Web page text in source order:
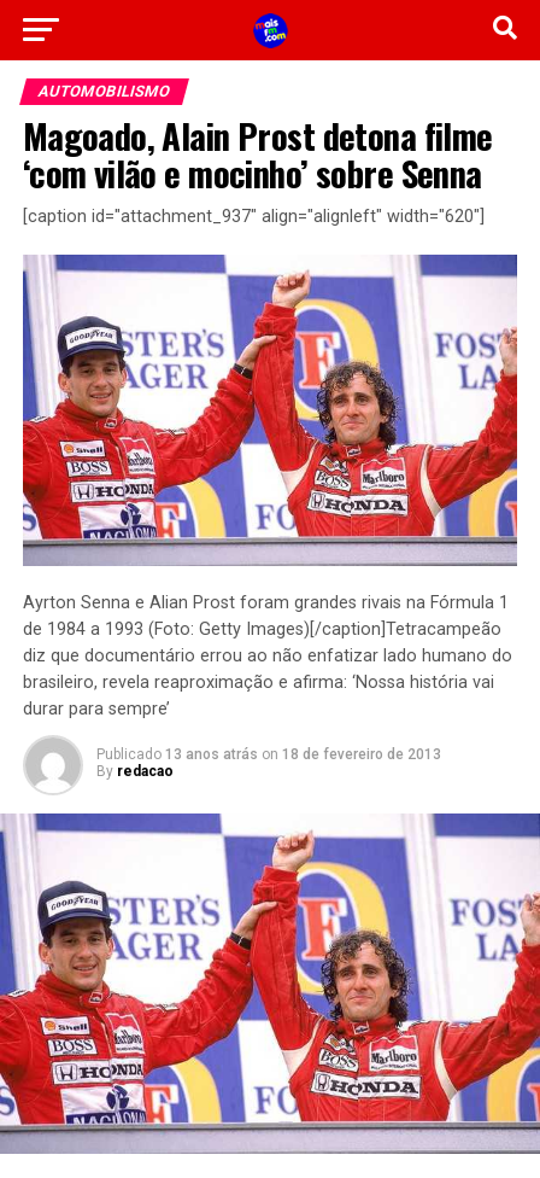
AUTOMOBILISMO
Magoado, Alain Prost detona filme
‘com vilão e mocinho’ sobre Senna
[caption id="attachment_937" align="alignleft" width="620"]
Ayrton Senna e Alian Prost foram grandes rivais na Fórmula 1
de 1984 a 1993 (Foto: Getty Images)[/caption]Tetracampeão
diz que documentário errou ao não enfatizar lado humano do
brasileiro, revela reaproximação e afirma: ‘Nossa história vai
durar para sempre’
Publicado 13 anos atrás on 18 de fevereiro de 2013
By redacao